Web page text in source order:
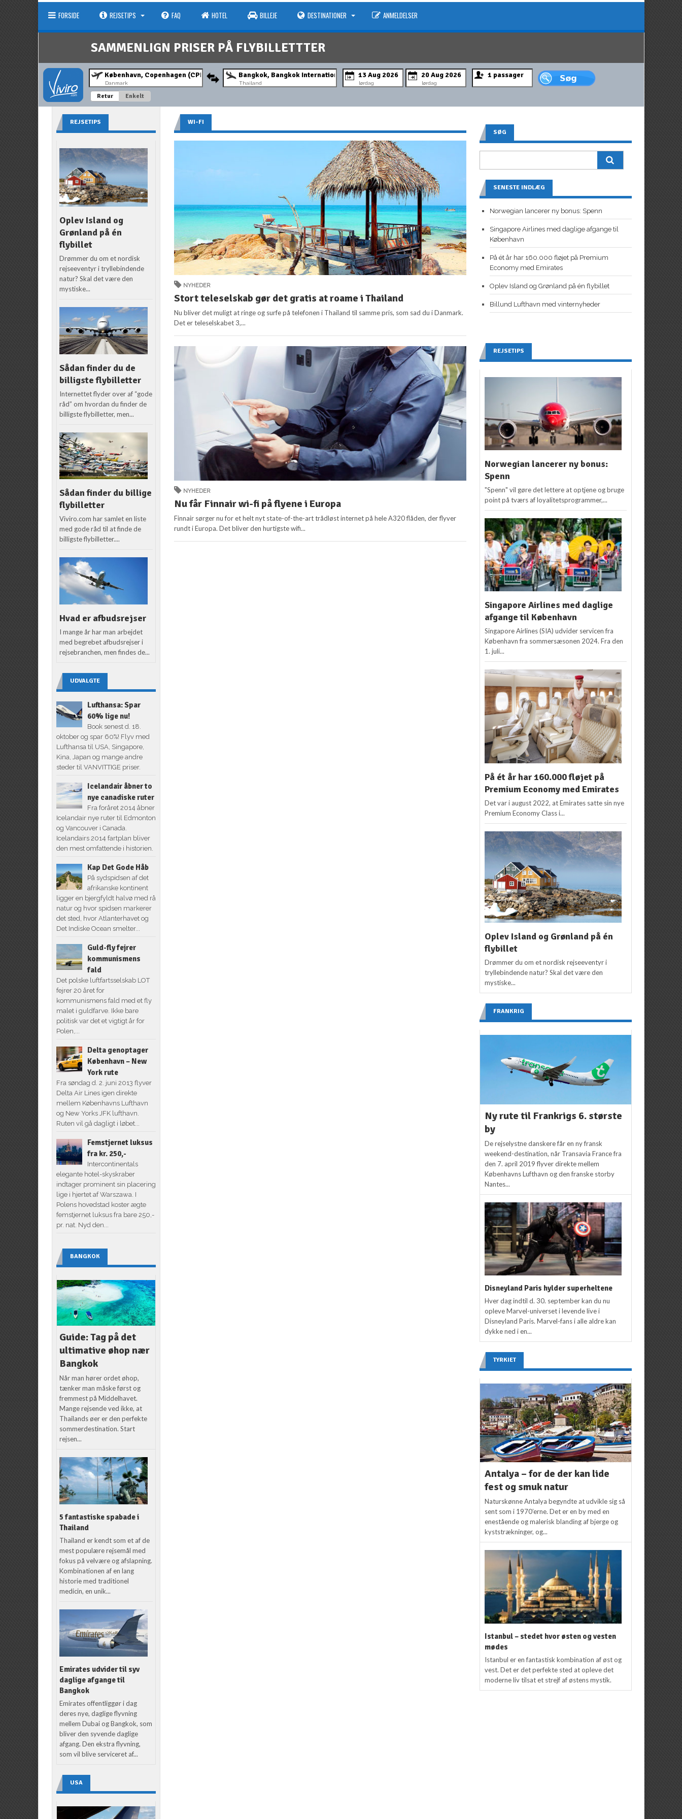
FORSIDE REJSETIPS FAQ HOTEL BILLEJE DESTINATIONER ANMELDELSER
SAMMENLIGN PRISER PÅ FLYBILLETTTER
Danmark Thailand lørdag lørdag
Retur Enkelt
WI-FI
NYHEDER
Stort teleselskab gør det gratis at roame i Thailand
Nu bliver det muligt at ringe og surfe på telefonen i Thailand til samme pris, som sad du i Danmark.
Det er teleselskabet 3,...
NYHEDER
Nu får Finnair wi-fi på flyene i Europa
Finnair sørger nu for et helt nyt state-of-the-art trådløst internet på hele A320 flåden, der flyver
rundt i Europa. Det bliver den hurtigste wifi...
REJSETIPS
Oplev Island og
Grønland på én
flybillet
Drømmer du om et nordisk
rejseeventyr i tryllebindende
natur? Skal det være den
mystiske...
Sådan finder du de
billigste flybilletter
Internettet flyder over af “gode
råd” om hvordan du finder de
billigste flybilletter, men...
Sådan finder du billige
flybilletter
Viviro.com har samlet en liste
med gode råd til at finde de
billigste flybilletter....
Hvad er afbudsrejser
I mange år har man arbejdet
med begrebet afbudsrejser i
rejsebranchen, men findes de...
UDVALGTE
Lufthansa: Spar
60% lige nu!
Book senest d. 18.
oktober og spar 60%! Flyv med
Lufthansa til USA, Singapore,
Kina, Japan og mange andre
steder til VANVITTIGE priser.
Icelandair åbner to
nye canadiske ruter
Fra foråret 2014 åbner
Icelandair nye ruter til Edmonton
og Vancouver i Canada.
Icelandairs 2014 fartplan bliver
den mest omfattende i historien.
Kap Det Gode Håb
På sydspidsen af det
afrikanske kontinent
ligger en bjergfyldt halvø med rå
natur og hvor spidsen markerer
det sted, hvor Atlanterhavet og
Det Indiske Ocean smelter...
Guld-fly fejrer
kommunismens
fald
Det polske luftfartsselskab LOT
fejrer 20 året for
kommunismens fald med et fly
malet i guldfarve. Ikke bare
politisk var det et vigtigt år for
Polen,...
Delta genoptager
København – New
York rute
Fra søndag d. 2. juni 2013 flyver
Delta Air Lines igen direkte
mellem Københavns Lufthavn
og New Yorks JFK lufthavn.
Ruten vil gå dagligt i løbet...
Femstjernet luksus
fra kr. 250,-
Intercontinentals
elegante hotel-skyskraber
indtager prominent sin placering
lige i hjertet af Warszawa. I
Polens hovedstad koster ægte
femstjernet luksus fra bare 250,-
pr. nat. Nyd den...
BANGKOK
Guide: Tag på det
ultimative øhop nær
Bangkok
Når man hører ordet øhop,
tænker man måske først og
fremmest på Middelhavet.
Mange rejsende ved ikke, at
Thailands øer er den perfekte
sommerdestination. Start
rejsen...
5 fantastiske spabade i
Thailand
Thailand er kendt som et af de
mest populære rejsemål med
fokus på velvære og afslapning.
Kombinationen af en lang
historie med traditionel
medicin, en unik...
Emirates udvider til syv
daglige afgange til
Bangkok
Emirates offentliggør i dag
deres nye, daglige flyvning
mellem Dubai og Bangkok, som
bliver den syvende daglige
afgang. Den ekstra flyvning,
som vil blive serviceret af...
USA
SØG
SENESTE INDLÆG
Norwegian lancerer ny bonus: Spenn
Singapore Airlines med daglige afgange til
København
På ét år har 160.000 fløjet på Premium
Economy med Emirates
Oplev Island og Grønland på én flybillet
Billund Lufthavn med vinternyheder
REJSETIPS
Norwegian lancerer ny bonus:
Spenn
"Spenn" vil gøre det lettere at optjene og bruge
point på tværs af loyalitetsprogrammer,...
Singapore Airlines med daglige
afgange til København
Singapore Airlines (SIA) udvider servicen fra
København fra sommersæsonen 2024. Fra den
1. juli...
På ét år har 160.000 fløjet på
Premium Economy med Emirates
Det var i august 2022, at Emirates satte sin nye
Premium Economy Class i...
Oplev Island og Grønland på én
flybillet
Drømmer du om et nordisk rejseeventyr i
tryllebindende natur? Skal det være den
mystiske...
FRANKRIG
Ny rute til Frankrigs 6. største
by
De rejselystne danskere får en ny fransk
weekend-destination, når Transavia France fra
den 7. april 2019 flyver direkte mellem
Københavns Lufthavn og den franske storby
Nantes...
Disneyland Paris hylder superheltene
Hver dag indtil d. 30. september kan du nu
opleve Marvel-universet i levende live i
Disneyland Paris. Marvel-fans i alle aldre kan
dykke ned i en...
TYRKIET
Antalya – for de der kan lide
fest og smuk natur
Naturskønne Antalya begyndte at udvikle sig så
sent som i 1970’erne. Det er en by med en
enestående og malerisk blanding af bjerge og
kyststrækninger, og...
Istanbul – stedet hvor østen og vesten
mødes
Istanbul er en fantastisk kombination af øst og
vest. Det er det perfekte sted at opleve det
moderne liv tilsat et strejf af østens mystik.